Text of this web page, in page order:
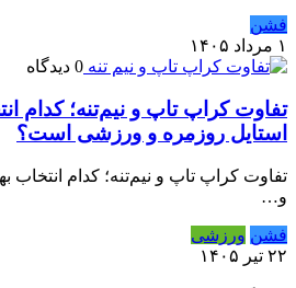
فشن
۱ مرداد ۱۴۰۵
0 دیدگاه
تفاوت کراپ تاپ و نیم‌تنه؛ کدام
استایل روزمره و ورزشی است؟
تفاوت کراپ تاپ و نیم‌تنه؛ کدام انتخاب
و…
فشن ورزشی
۲۲ تیر ۱۴۰۵